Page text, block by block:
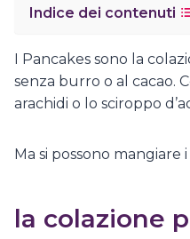
Indice dei contenuti
I Pancakes sono la
senza burro o al cacao.
arachidi o lo sciroppo
Ma si possono mangiare
la colazione